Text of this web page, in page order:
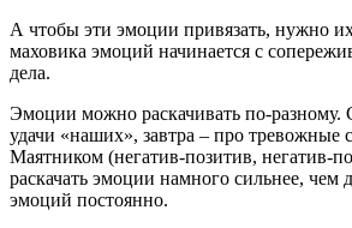
А чтобы эти эмоции привязать, нужно их
маховика эмоций начинается с
дела.
Эмоции можно раскачивать по-разному.
удачи «наших», завтра – про тревожные
Маятником (негатив-позитив, негатив-
раскачать эмоции намного сильнее, чем
эмоций постоянно.